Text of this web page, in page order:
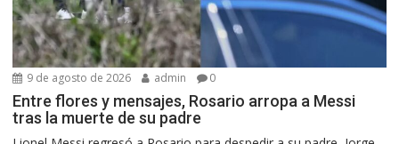
9 de agosto de 2026 admin 0
Entre flores y mensajes, Rosario arropa a Messi
tras la muerte de su padre